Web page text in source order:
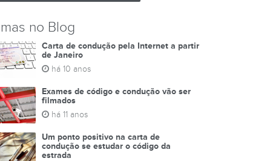
no Blog
Carta de condução pela Internet a partir
de Janeiro
há 10 anos
Exames de código e condução vão ser
filmados
há 11 anos
Um ponto positivo na carta de
condução se estudar o código da
estrada